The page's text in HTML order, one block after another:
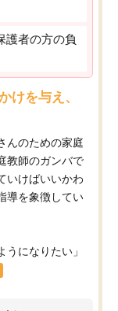
護者の方の負
けを与え、
んのための家庭
教師のガンバで
いけばいいかわ
導を象徴してい
になりたい」